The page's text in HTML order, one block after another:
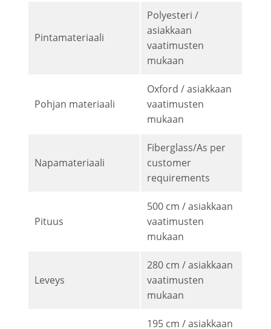
Pintamateriaali
Polyesteri /
asiakkaan
vaatimusten
mukaan
Pohjan materiaali
Oxford / asiakkaan
vaatimusten
mukaan
Napamateriaali
Fiberglass/As per
customer
requirements
Pituus
500 cm / asiakkaan
vaatimusten
mukaan
Leveys
280 cm / asiakkaan
vaatimusten
mukaan
195 cm / asiakkaan